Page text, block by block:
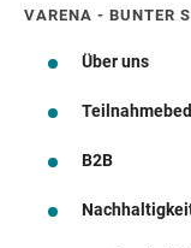
VARENA - BUNTER
Über uns
B2B